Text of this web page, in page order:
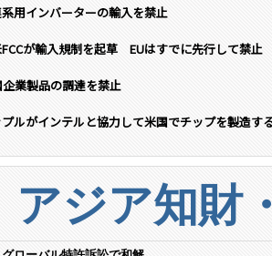
用インバーターの輸入を禁止
が輸入規制を起草 EUはすでに先行して禁止
業製品の調達を禁止
ルがインテルと協力して米国でチップを製造す
アジア知財